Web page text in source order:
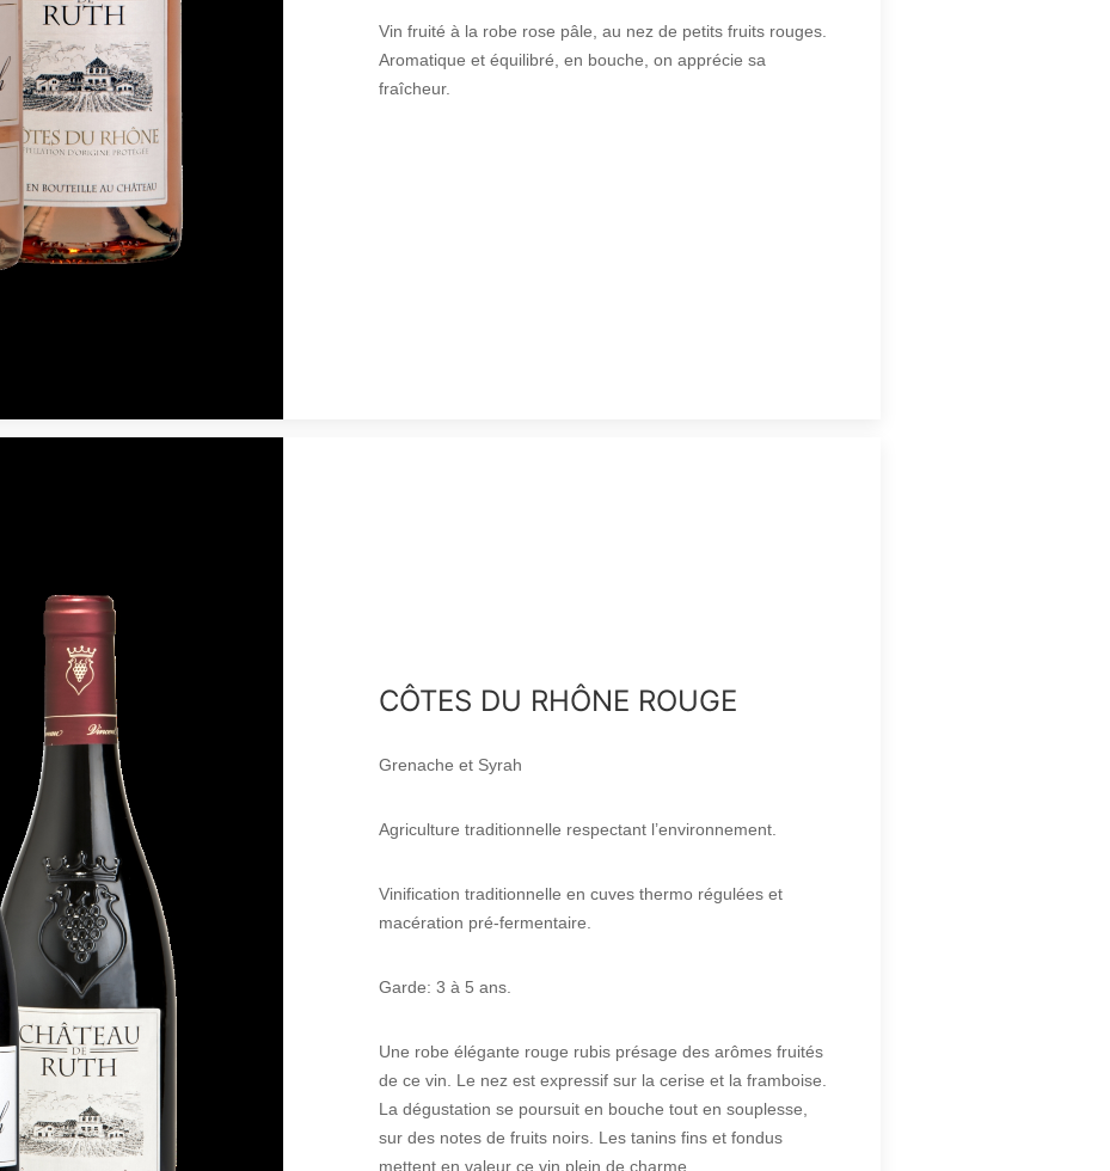
Vin fruité à la robe rose pâle, au nez de petits fruits rouges.
Aromatique et équilibré, en bouche, on apprécie sa
fraîcheur.
CÔTES DU RHÔNE ROUGE
Grenache et Syrah
Agriculture traditionnelle respectant l’environnement.
Vinification traditionnelle en cuves thermo régulées et
macération pré-fermentaire.
Garde: 3 à 5 ans.
Une robe élégante rouge rubis présage des arômes fruités
de ce vin. Le nez est expressif sur la cerise et la framboise.
La dégustation se poursuit en bouche tout en souplesse,
sur des notes de fruits noirs. Les tanins fins et fondus
mettent en valeur ce vin plein de charme.